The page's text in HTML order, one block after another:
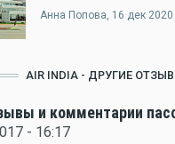
Анна Попова, 16 дек
AIR INDIA - ДРУГИЕ
и комментарии
- 16:17